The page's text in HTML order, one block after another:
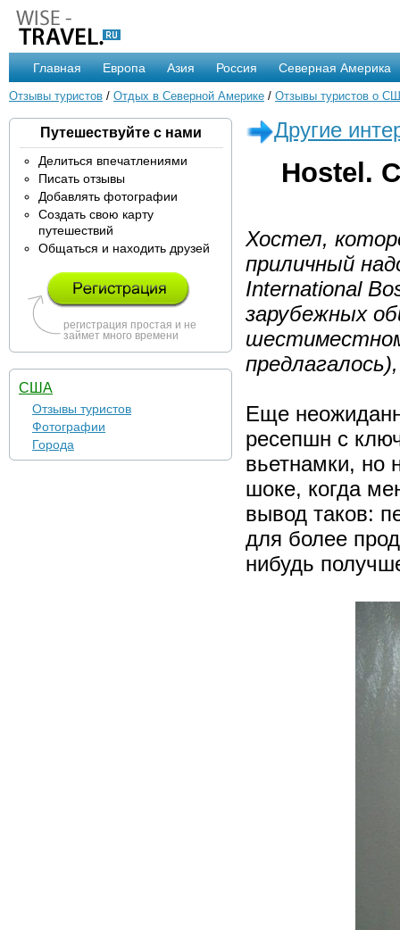
Главная Европа Азия Россия Северная Америка
Отзывы туристов / Отдых в Северной Америке / Отзывы туристов о
Путешествуйте с нами
Делиться впечатлениями
Писать отзывы
Добавлять фотографии
Создать свою карту
путешествий
Общаться и находить друзей
регистрация простая и не
займет много времени
США
Отзывы туристов
Фотографии
Города
Другие
Hostel.
Хостел,
приличный
International
зарубежных
Еще
ресепшн с
вьетнамки, но
шоке, когда
вывод таков:
для более
нибудь